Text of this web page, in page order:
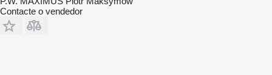
Contacte o vendedor